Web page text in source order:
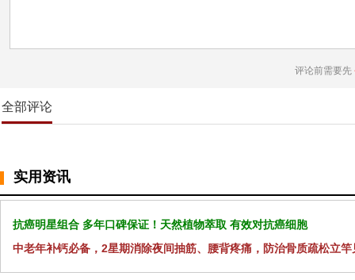
评论前需要先
全部评论
实用资讯
抗癌明星组合 多年口碑保证！天然植物萃取 有效对抗癌细胞
中老年补钙必备，2星期消除夜间抽筋、腰背疼痛，防治骨质疏松立竿